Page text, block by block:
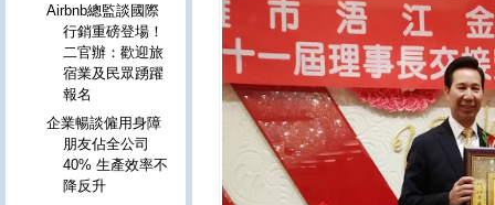
Airbnb總監談國際
行銷重磅登場！
二官辦：歡迎旅
宿業及民眾踴躍
報名
企業暢談僱用身障
朋友佔全公司
40% 生產效率不
降反升